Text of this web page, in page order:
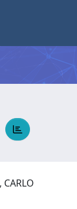
CARLO